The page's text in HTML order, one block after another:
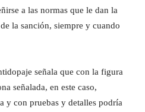
a las normas que le dan la
la sanción, siempre y cuando
señala que con la figura
señalada, en este caso,
y con pruebas y detalles podría